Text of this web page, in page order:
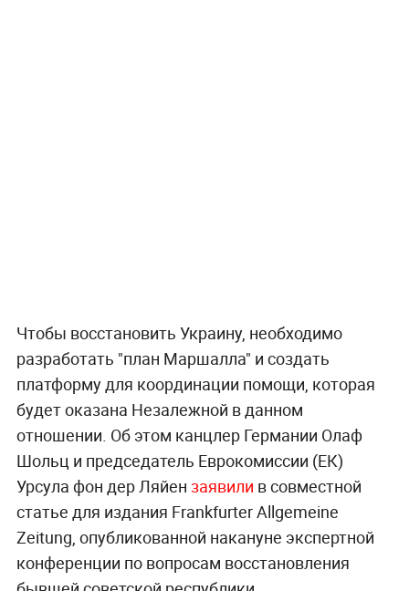
Чтобы восстановить Украину, необходимо
разработать "план Маршалла" и создать
платформу для координации помощи, которая
будет оказана Незалежной в данном
отношении. Об этом канцлер Германии Олаф
Шольц и председатель Еврокомиссии (ЕК)
Урсула фон дер Ляйен заявили в совместной
статье для издания Frankfurter Allgemeine
Zeitung, опубликованной накануне экспертной
конференции по вопросам восстановления